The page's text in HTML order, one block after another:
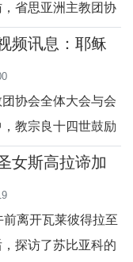
要问职务，只需要
良十四世与费雷蒂在
省思亚洲主教团协
。他强调，信仰、
这些是全亚洲教会
通过亚洲主教团协
，与会者有机会加深
认识，也就是大
频讯息：耶稣
协会全体大会与会
教宗良十四世鼓励
圣体圣事有关的灵
团协会于印度尼西
）举行全体大会之
通过一段视频讯息
女斯高拉谛加
离开瓦莱彼得拉至
探访了苏比亚科的